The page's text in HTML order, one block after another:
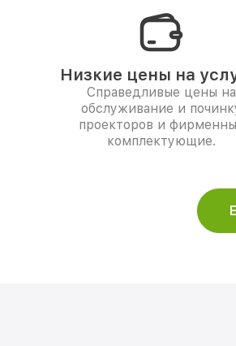
Низкие цены на
Справедливые цены на
обслуживание и
проекторов и
комплектующие.